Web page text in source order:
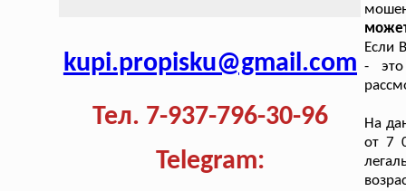
kupi.propisku@gmail.com
Тел. 7-937-796-30-96
Telegram:
Если
-
На
от 7